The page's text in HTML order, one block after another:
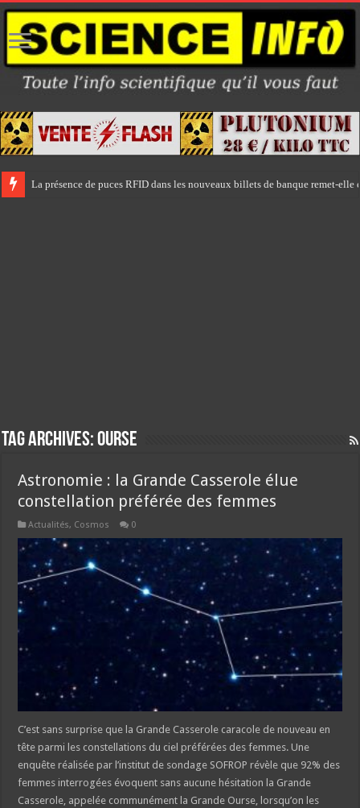
La présence de puces RFID dans les nouveaux billets de banque remet-
Tag Archives:ourse
Astronomie : la Grande Casserole élue
constellation préférée des femmes
Actualités, Cosmos 0
C’est sans surprise que la Grande Casserole caracole de nouveau en
tête parmi les constellations du ciel préférées des femmes. Une
enquête réalisée par l’institut de sondage SOFROP révèle que 92% des
femmes interrogées évoquent sans aucune hésitation la Grande
Casserole, appelée communément la Grande Ourse, lorsqu’on les